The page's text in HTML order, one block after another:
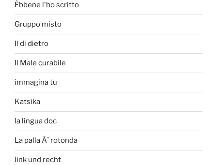
Èbbene l'ho scritto
Gruppo misto
Il di dietro
Il Male curabile
immagina tu
Katsika
la lingua doc
La palla Ã¨ rotonda
link und recht